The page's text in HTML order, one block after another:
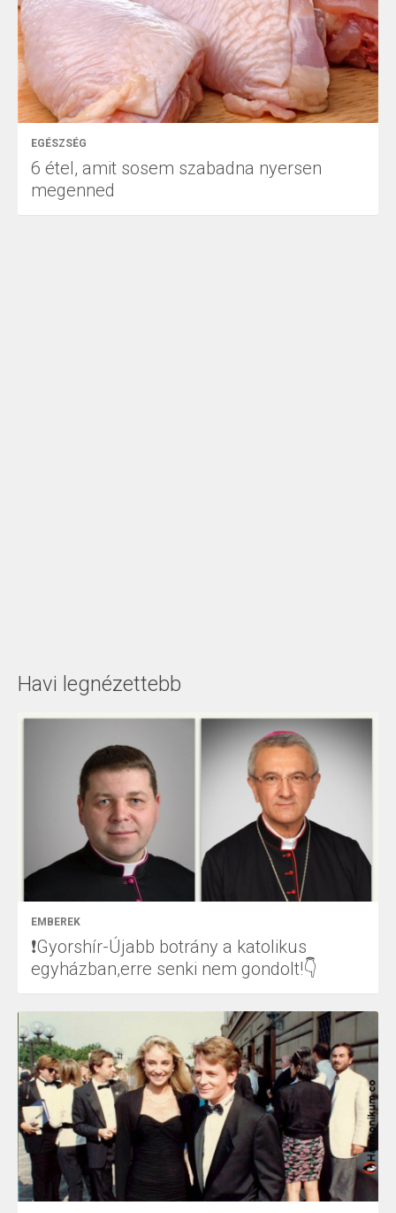
EGÉSZSÉG
6 étel, amit sosem szabadna nyersen
megenned
Havi legnézettebb
EMBEREK
❗Gyorshír-Újabb botrány a katolikus
egyházban,erre senki nem gondolt!👇